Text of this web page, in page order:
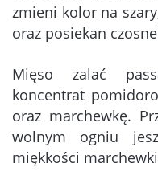
zmieni kolor na
oraz posiekan
Mięso zalać
koncentrat
oraz marchewkę.
wolnym ogniu
miękkości